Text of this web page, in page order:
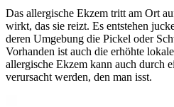
Das allergische Ekzem tritt am Ort
wirkt, das sie reizt. Es entstehen
deren Umgebung die Pickel oder
Vorhanden ist auch die erhöhte
allergische Ekzem kann auch durch
verursacht werden, den man isst.